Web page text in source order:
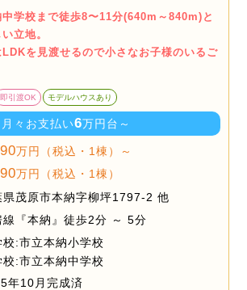
学校まで徒歩8〜11分(640m～840m)と
立地。
を見渡せるので小さなお子様のいるご
即引渡OK モデルハウスあり
月々お支払い6万円台～
万円（税込・1棟）～
万円（税込・1棟）
県茂原市本納字柳坪1797-2 他
線『本納』徒歩2分 ～ 5分
校:市立本納小学校
校:市立本納中学校
年10月完成済